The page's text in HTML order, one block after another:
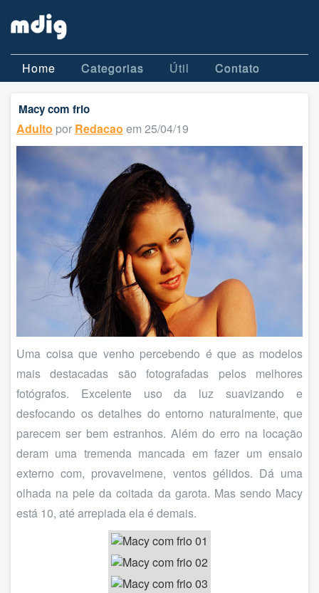
Home Categorias Útil Contato
Macy com frio
Adulto por Redacao em 25/04/19
Uma coisa que venho percebendo é que as modelos
mais destacadas são fotografadas pelos melhores
fotógrafos. Excelente uso da luz suavizando e
desfocando os detalhes do entorno naturalmente, que
parecem ser bem estranhos. Além do erro na locação
deram uma tremenda mancada em fazer um ensaio
externo com, provavelmene, ventos gélidos. Dá uma
olhada na pele da coitada da garota. Mas sendo Macy
está 10, até arrepiada ela é demais.